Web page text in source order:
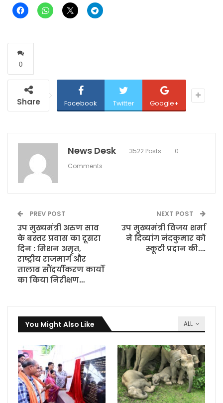
0
Share Facebook Twitter Google+
News Desk 3522 Posts
0
Comments
PREV POST
उप मुख्यमंत्री अरुण साव
के बस्तर प्रवास का दूसरा
दिन : मिशन अमृत,
राष्ट्रीय राजमार्ग और
तालाब सौंदर्यीकरण कार्यों
का किया निरीक्षण…
NEXT POST
उप मुख्यमंत्री विजय शर्मा
ने दिव्यांग नंदकुमार को
स्कूटी प्रदान की….
ALL
You Might Also Like